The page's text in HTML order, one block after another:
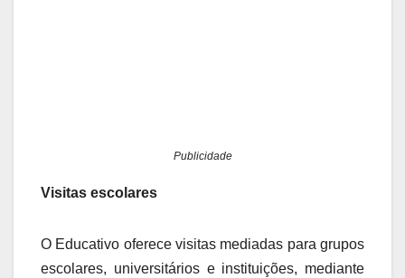
Publicidade
Visitas escolares
O Educativo oferece visitas mediadas para grupos
escolares, universitários e instituições, mediante